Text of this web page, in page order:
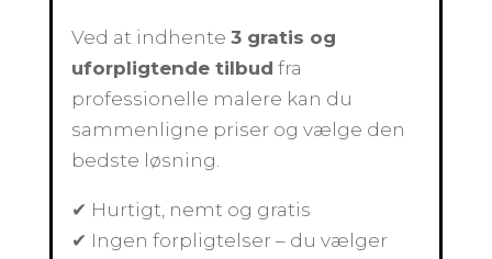
Ved at indhente3 gratis og
uforpligtende tilbud fra
professionelle malere kan du
sammenligne priser og vælge den
bedste løsning.
✔ Hurtigt, nemt og gratis
✔ Ingen forpligtelser – du vælger